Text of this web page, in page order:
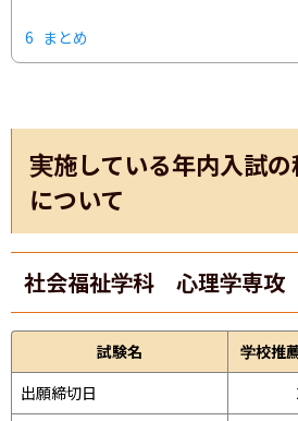
6 まとめ
実施している年内入試
について
社会福祉学科 心理学専攻
試験名
学校推
出願締切日